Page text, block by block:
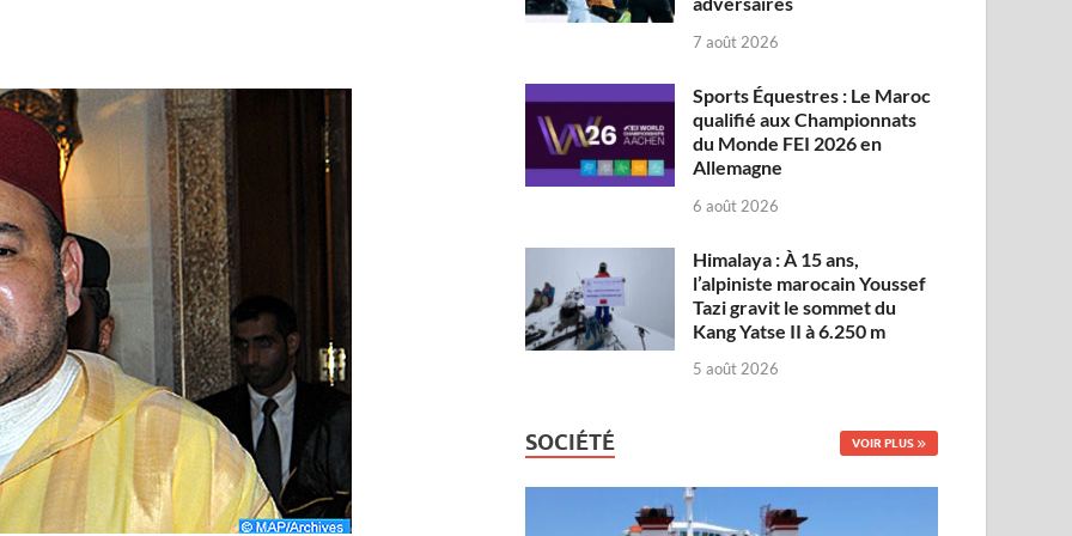
7 août 2026
Sports Équestres : Le Maroc
qualifié aux Championnats
du Monde FEI 2026 en
Allemagne
6 août 2026
Himalaya : À 15 ans,
l’alpiniste marocain Youssef
Tazi gravit le sommet du
Kang Yatse II à 6.250 m
5 août 2026
SOCIÉTÉ VOIR PLUS